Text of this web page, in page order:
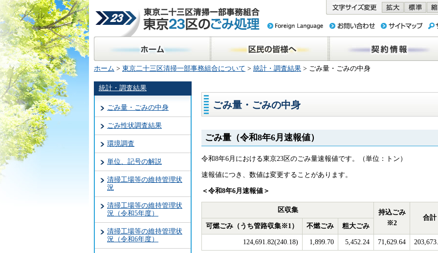
東京二十三区清掃一部事務組合 東京
23区のごみ処理
ホーム 区民の皆様へ 契約情報
ホーム > 東京二十三区清掃一部事務組合について > 統計・調査結果 > ごみ量・ごみの中身
統計・調査結果
ごみ量・ごみの中身
ごみ性状調査結果
環境調査
単位、記号の解説
清掃工場等の維持管理状
況
清掃工場等の維持管理状
況（令和5年度）
清掃工場等の維持管理状
況（令和6年度）
ごみ量・ごみの中身
ごみ量（令和8年6月速報値）
令和8年6月における東京23区のごみ量速報値です。（単位：トン）
速報値につき、数値は変更することがあります。
＜令和8年6月速報値＞
区収集
持込ごみ
※2
合計
可燃ごみ（うち管路収集※1）
不燃ごみ 粗大ごみ
124,691.82(240.18) 1,899.70 5,452.24 71,629.64